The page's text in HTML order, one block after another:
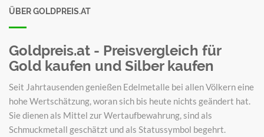
ÜBER GOLDPREIS.AT
Goldpreis.at - Preisvergleich für
Gold kaufen und Silber kaufen
Seit Jahrtausenden genießen Edelmetalle bei allen Völkern eine
hohe Wertschätzung, woran sich bis heute nichts geändert hat.
Sie dienen als Mittel zur Wertaufbewahrung, sind als
Schmuckmetall geschätzt und als Statussymbol begehrt.